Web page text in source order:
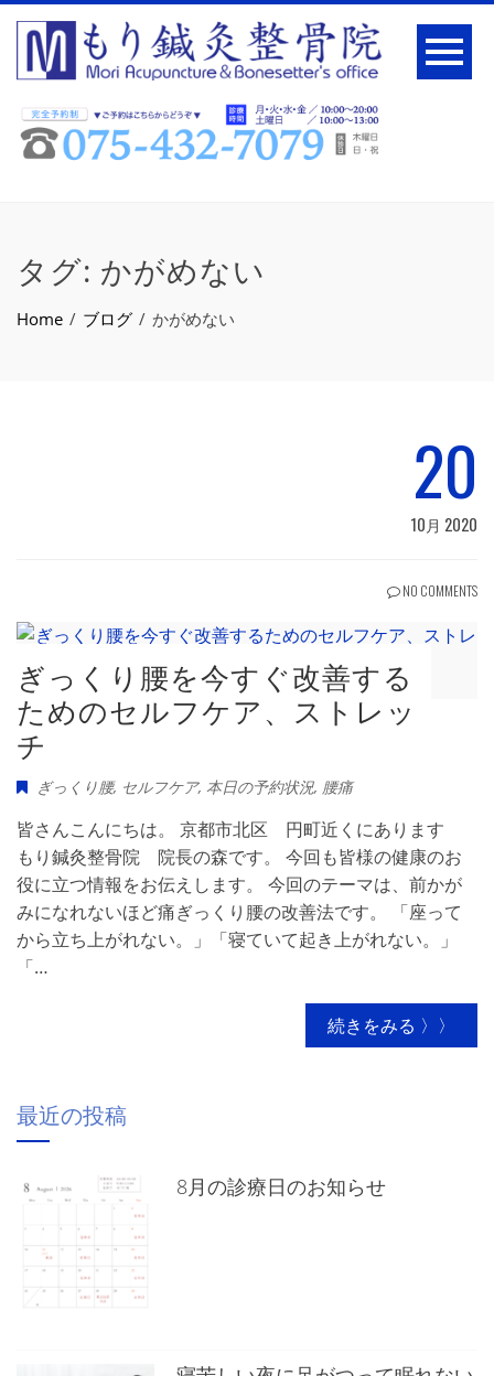
タグ: かがめない
Home ブログ かがめない
20
10月 2020
NO COMMENTS
ぎっくり腰を今すぐ改善する
ためのセルフケア、ストレッ
チ
ぎっくり腰, セルフケア, 本日の予約状況, 腰痛
皆さんこんにちは。 京都市北区 円町近くにあります
もり鍼灸整骨院 院長の森です。 今回も皆様の健康のお
役に立つ情報をお伝えします。 今回のテーマは、前かが
みになれないほど痛ぎっくり腰の改善法です。 「座って
から立ち上がれない。」「寝ていて起き上がれない。」
「…
続きをみる 〉〉
最近の投稿
8月の診療日のお知らせ